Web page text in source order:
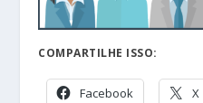
COMPARTILHE ISSO:
Facebook X